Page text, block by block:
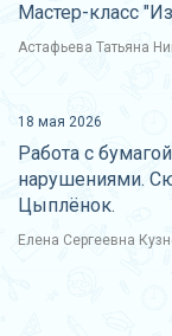
Мастер-класс
Астафьева Татьяна
18 мая 2026
Работа с
нарушениями.
Цыплёнок.
Елена Сергеевна